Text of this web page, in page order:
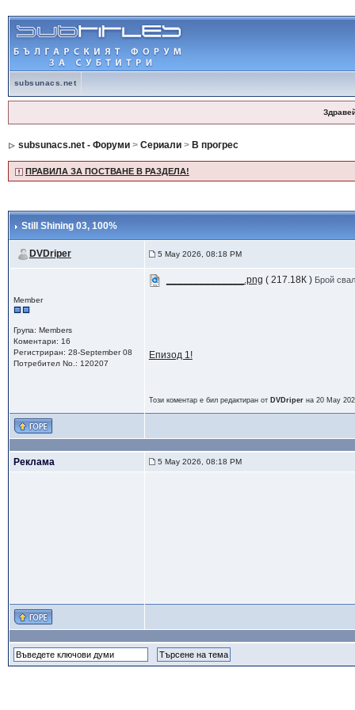
subsunacs.net
subsunacs.net - Форуми> Сериали> В прогрес
ПРАВИЛА ЗА ПОСТВАНЕ В РАЗДЕЛА!
Still Shining 03, 100%
DVDriper 5 May 2026, 08:18 PM
Member
Група: Members
Коментари: 16
Регистриран: 28-September 08
Потребител No.: 120207
______________.png ( 217.18К ) Брой
Епизод 1!
Този коментар е бил редактиран от DVDriperна 20 May
Реклама 5 May 2026, 08:18 PM